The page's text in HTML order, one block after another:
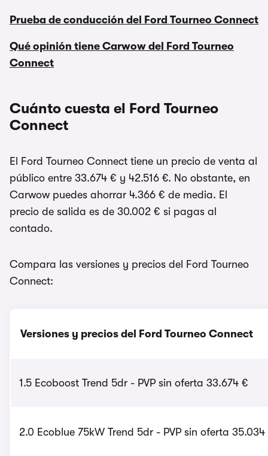
Prueba de conducción del Ford Tourneo Connect
Qué opinión tiene Carwow del Ford Tourneo
Connect
Cuánto cuesta el Ford Tourneo
Connect
El Ford Tourneo Connect tiene un precio de venta al
público entre 33.674 € y 42.516 €. No obstante, en
Carwow puedes ahorrar 4.366 € de media. El
precio de salida es de 30.002 € si pagas al
contado.
Compara las versiones y precios del Ford Tourneo
Connect:
Versiones y precios del Ford Tourneo Connect
1.5 Ecoboost Trend 5dr - PVP sin oferta 33.674 €
2.0 Ecoblue 75kW Trend 5dr - PVP sin oferta 35.034